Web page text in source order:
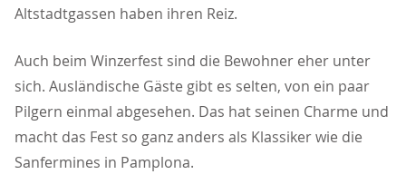
Altstadtgassen haben ihren Reiz.
Auch beim Winzerfest sind die Bewohner eher unter
sich. Ausländische Gäste gibt es selten, von ein paar
Pilgern einmal abgesehen. Das hat seinen Charme und
macht das Fest so ganz anders als Klassiker wie die
Sanfermines in Pamplona.